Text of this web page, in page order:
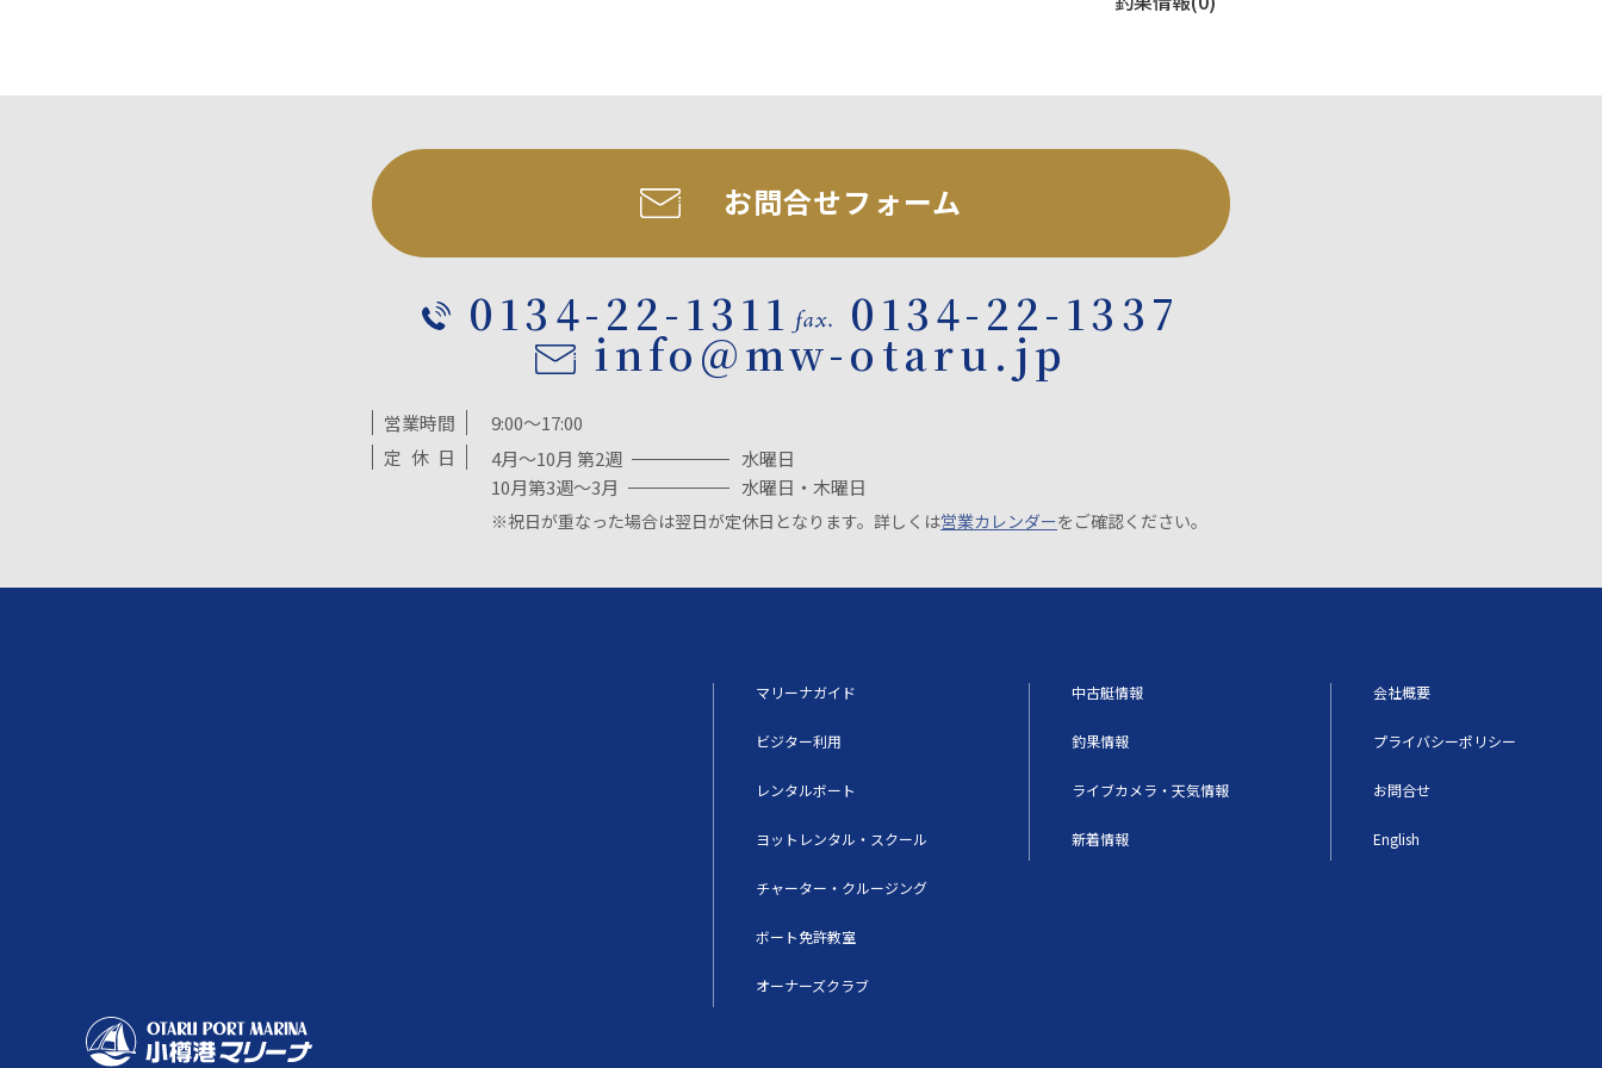
お問合せフォーム
0134-22-1311 0134-22-1337
info@mw-otaru.jp
営業時間
9:00～17:00
定 休 日 4月～10月 第2週
水曜日
10月第3週～3月
水曜日・木曜日
※祝日が重なった場合は翌日が定休日となります。詳しくは営業カレンダーをご確認ください。
マリーナガイド
ビジター利用
レンタルボート
ヨットレンタル・スクール
チャーター・クルージング
ボート免許教室
オーナーズクラブ
中古艇情報
釣果情報
ライブカメラ・天気情報
新着情報
会社概要
プライバシーポリシー
お問合せ
English